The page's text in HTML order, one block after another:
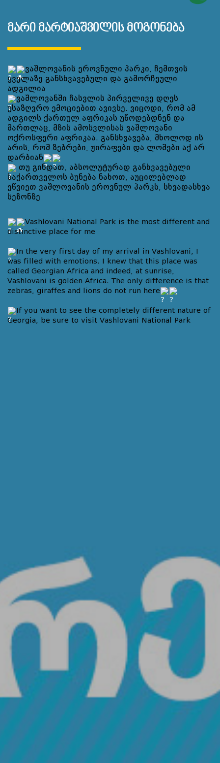
მარი მარტიაშვილის მოგონება
ვაშლოვანის ეროვნული პარკი, ჩემთვის
ყველაზე განსხვავებული და გამორჩეული
ადგილია
ვაშლოვანში ჩასვლის პირველივე დღეს
უსაზღვრო ემოციებით ავივსე. ვიცოდი, რომ ამ
ადგილს ქართულ აფრიკას უწოდებდნენ და
მართლაც, მზის ამოსვლისას ვაშლოვანი
ოქროსფერი აფრიკაა. განსხვავება, მხოლოდ ის
არის, რომ ზებრები, ჟირაფები და ლომები აქ არ
დარბიან
თუ გინდათ, აბსოლუტურად განხვავებული
საქართველოს ბუნება ნახოთ, აუცილებლად
ეწვიეთ ვაშლოვანის ეროვნულ პარკს, სხვადასხვა
სეზონზე
Vashlovani National Park is the most different and
distinctive place for me
In the very first day of my arrival in Vashlovani, I
was filled with emotions. I knew that this place was
called Georgian Africa and indeed, at sunrise,
Vashlovani is golden Africa. The only difference is that
zebras, giraffes and lions do not run here
If you want to see the completely different nature of
Georgia, be sure to visit Vashlovani National Park